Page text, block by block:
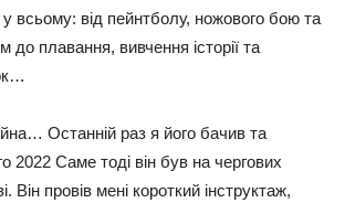
у всьому: від пейнтболу, ножового бою та
до плавання, вивчення історії та
Останній раз я його бачив та
2022 Саме тоді він був на чергових
Він провів мені короткий інструктаж,